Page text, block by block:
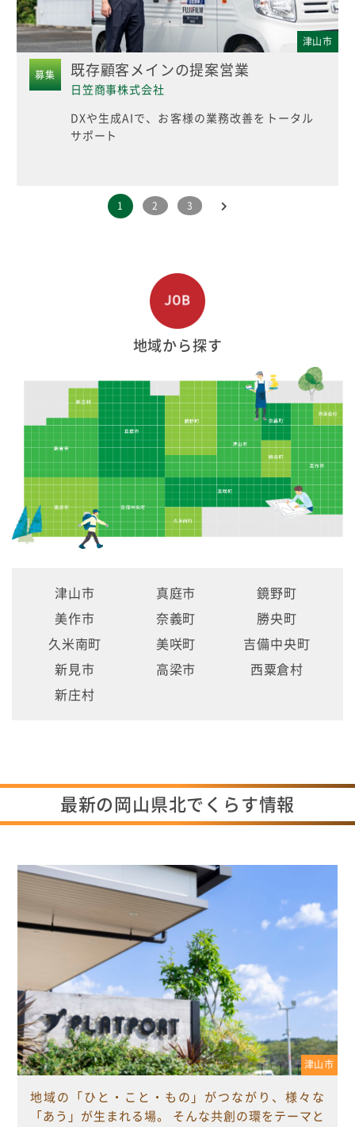
津山市
募集 既存顧客メインの提案営業
日笠商事株式会社
DXや生成AIで、お客様の業務改善をトータル
サポート
1 2 3
地域から探す
津山市 真庭市
鏡野町
美作市
奈義町
勝央町
久米南町
美咲町
吉備中央町
新見市
高梁市
西粟倉村
新庄村
最新の岡山県北でくらす情報
津山市
地域の「ひと・こと・もの」がつながり、様々な
「あう」が生まれる場。 そんな共創の環をテーマと